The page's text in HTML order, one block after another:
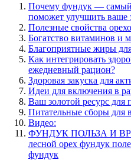
Почему фундук — самый
поможет улучшить ваше
Полезные свойства
Богатство витаминов и
Благоприятные жиры
Как интегрировать
ежедневный рацион?
Здоровая закуска для
Идеи для включения в
Ваш золотой ресурс для
Питательные сборы для
Видео:
ФУНДУК ПОЛЬЗА И
лесной орех фундук
фундук